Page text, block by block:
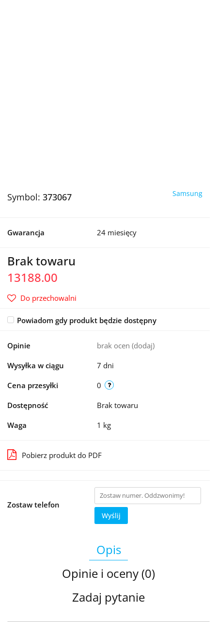
Symbol: 373067 Samsung
Gwarancja 24 miesięcy
Brak towaru
13188.00
Do przechowalni
Powiadom gdy produkt będzie dostępny
Opinie brak ocen (dodaj)
Wysyłka w ciągu 7 dni
Cena przesyłki 0
Dostępność Brak towaru
Waga 1 kg
Pobierz produkt do PDF
Zostaw telefon
Wyślij
Opis
Opinie i oceny (0)
Zadaj pytanie